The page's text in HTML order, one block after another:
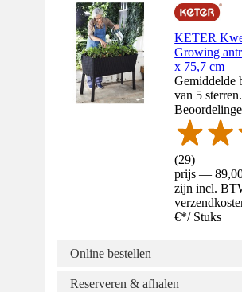
KETER
Growing
x 75,7 cm
Gemiddelde
van 5
(29)
prijs —
zijn incl.
€*/ Stuks
Online bestellen
Reserveren & afhalen